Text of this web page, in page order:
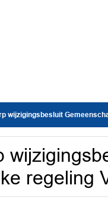
regeling